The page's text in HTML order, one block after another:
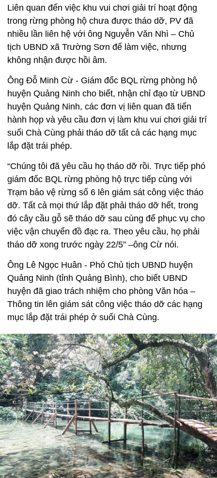
Liên quan đến việc khu vui chơi giải trí hoạt động
trong rừng phòng hộ chưa được tháo dỡ, PV đã
nhiều lần liên hệ với ông Nguyễn Văn Nhì – Chủ
tịch UBND xã Trường Sơn để làm việc, nhưng
không nhận được hồi âm.
Ông Đỗ Minh Cừ - Giám đốc BQL rừng phòng hộ
huyện Quảng Ninh cho biết, nhận chỉ đạo từ UBND
huyện Quảng Ninh, các đơn vị liên quan đã tiến
hành họp và yêu cầu đơn vị làm khu vui chơi giải trí
suối Chà Cùng phải tháo dỡ tất cả các hạng mục
lắp đặt trái phép.
“Chúng tôi đã yêu cầu họ tháo dỡ rồi. Trực tiếp phó
giám đốc BQL rừng phòng hộ trực tiếp cùng với
Trạm bảo vệ rừng số 6 lên giám sát công việc tháo
dỡ. Tất cả mọi thứ lắp đặt phải tháo dỡ hết, trong
đó cây cầu gỗ sẽ tháo dỡ sau cùng để phục vụ cho
việc vận chuyển đồ đạc ra. Theo yêu cầu, họ phải
tháo dỡ xong trước ngày 22/5” –ông Cừ nói.
Ông Lê Ngọc Huân - Phó Chủ tịch UBND huyện
Quảng Ninh (tỉnh Quảng Bình), cho biết UBND
huyện đã giao trách nhiệm cho phòng Văn hóa –
Thông tin lên giám sát công việc tháo dỡ các hạng
mục lắp đặt trái phép ở suối Chà Cùng.